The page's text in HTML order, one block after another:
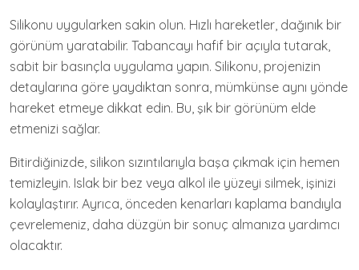
Silikonu uygularken sakin olun. Hızlı hareketler, dağınık bir
görünüm yaratabilir. Tabancayı hafif bir açıyla tutarak,
sabit bir basınçla uygulama yapın. Silikonu, projenizin
detaylarına göre yaydıktan sonra, mümkünse aynı yönde
hareket etmeye dikkat edin. Bu, şık bir görünüm elde
etmenizi sağlar.
Bitirdiğinizde, silikon sızıntılarıyla başa çıkmak için hemen
temizleyin. Islak bir bez veya alkol ile yüzeyi silmek, işinizi
kolaylaştırır. Ayrıca, önceden kenarları kaplama bandıyla
çevrelemeniz, daha düzgün bir sonuç almanıza yardımcı
olacaktır.